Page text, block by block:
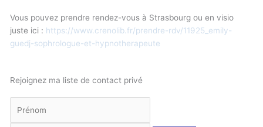
Vous pouvez prendre rendez-vous à Strasbourg ou en visio
juste ici : https://www.crenolib.fr/prendre-rdv/11925_emily-
guedj-sophrologue-et-hypnotherapeute
Rejoignez ma liste de contact privé